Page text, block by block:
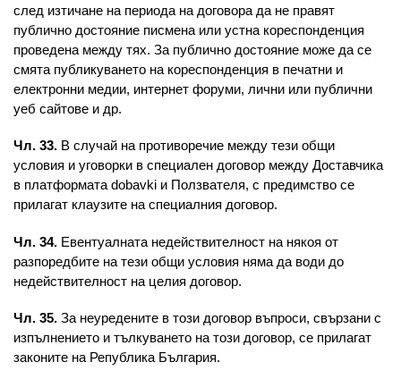
след изтичане на периода на договора да не правят
публично достояние писмена или устна кореспонденция
проведена между тях. За публично достояние може да се
смята публикуването на кореспонденция в печатни и
електронни медии, интернет форуми, лични или публични
уеб сайтове и др.
Чл. 33. В случай на противоречие между тези общи
условия и уговорки в специален договор между Доставчика
в платформата dobavki и Ползвателя, с предимство се
прилагат клаузите на специалния договор.
Чл. 34. Евентуалната недействителност на някоя от
разпоредбите на тези общи условия няма да води до
недействителност на целия договор.
Чл. 35. За неуредените в този договор въпроси, свързани с
изпълнението и тълкуването на този договор, се прилагат
законите на Република България.